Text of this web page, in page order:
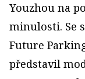
Youzhou na
minulosti. Se
Future
představil